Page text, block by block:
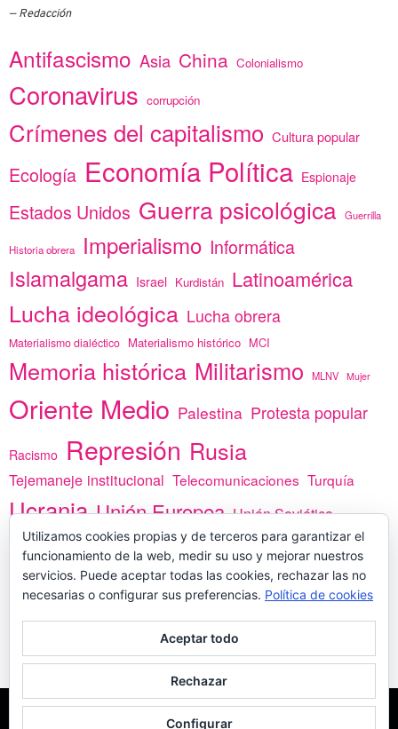
Redacción
Antifascismo Asia China Colonialismo
Coronavirus corrupción
Crímenes del capitalismo Cultura popular
Ecología Economía Política Espionaje
Estados Unidos Guerra psicológica Guerrilla
Historia obrera Imperialismo Informática
Islamalgama Israel Kurdistán Latinoamérica
Lucha ideológica Lucha obrera
Materialismo dialéctico Materialismo histórico MCI
Memoria histórica Militarismo MLNV Mujer
Oriente Medio Palestina Protesta popular
Racismo Represión Rusia
Tejemaneje institucional Telecomunicaciones Turquía
Ucrania Unión Europea Unión Soviética
vacunas Yemen África
PREGÚNTANOS
Utilizamos cookies propias y de terceros para garantizar el
funcionamiento de la web, medir su uso y mejorar nuestros
servicios. Puede aceptar todas las cookies, rechazar las no
necesarias o configurar sus preferencias. Política de cookies
Aceptar todo
Rechazar
Configurar